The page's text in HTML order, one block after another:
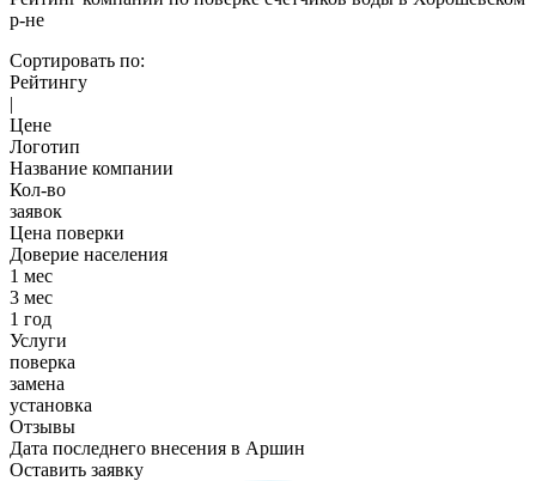
р-не
Сортировать по:
Рейтингу
|
Цене
Логотип
Название компании
Кол-во
заявок
Цена поверки
Доверие населения
1 мес
3 мес
1 год
Услуги
поверка
замена
установка
Отзывы
Дата последнего внесения в Аршин
Оставить заявку